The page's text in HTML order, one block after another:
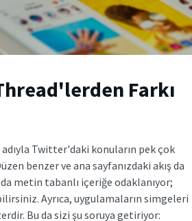
Farkı
Twitter'daki konuların pek çok
benzer ve ana sayfanızdaki akış da
metin tabanlı içeriğe odaklanıyor;
Ayrıca, uygulamaların simgeleri
Bu da sizi şu soruya getiriyor: